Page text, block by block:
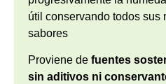
útil conservando todos sus
sabores
Proviene de fuentes
sin aditivos ni